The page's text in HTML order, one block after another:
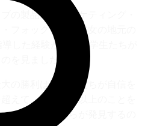
の製品及びマーケティング・
フォックスは、彼女の地元の
した経験があり、学生たちが
を見ました。
の勝利は、学生たちが自信を
えて、想像した以上のことを
いることを彼らが発見するの